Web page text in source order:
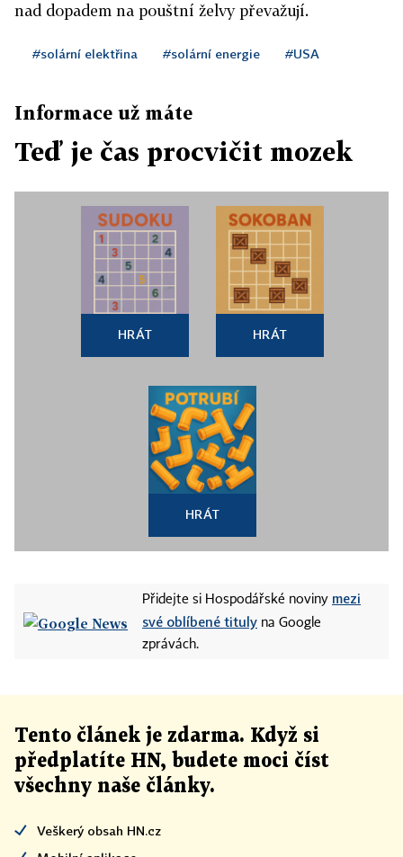
nad dopadem na pouštní želvy převažují.
#solární elektřina #solární energie #USA
Informace už máte
Teď je čas procvičit mozek
HRÁT HRÁT
HRÁT
Přidejte si Hospodářské noviny mezi
své oblíbené tituly na Google
zprávách.
Tento článek je zdarma. Když si
předplatíte HN, budete moci číst
všechny naše články.
Veškerý obsah HN.cz